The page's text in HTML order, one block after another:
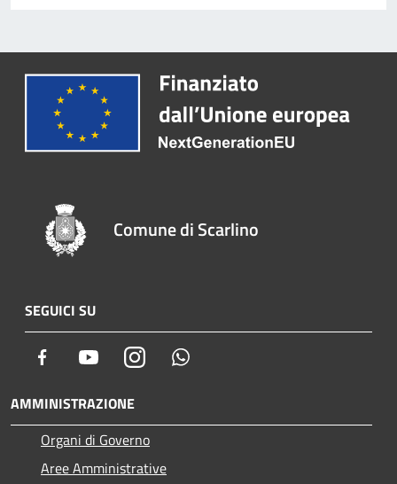
Comune di Scarlino
SEGUICI SU
Facebook YoutubeInstagram
AMMINISTRAZIONE
Organi di Governo
Aree Amministrative